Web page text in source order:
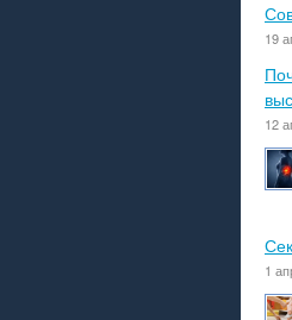
19
12
1